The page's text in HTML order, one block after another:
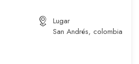
Lugar
San Andrés, colombia